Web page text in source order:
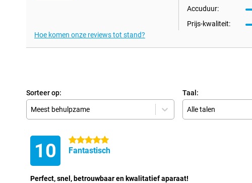
Accuduur:
Prijs-kwaliteit:
Hoe komen onze reviews tot stand?
Sorteer op:
Meest behulpzame
Taal:
Alle talen
10 5 sterren
Fantastisch
Perfect, snel, betrouwbaar en kwalitatief aparaat!